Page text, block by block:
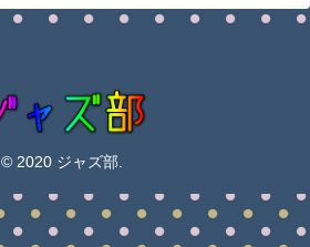
© 2020 ジャズ部.